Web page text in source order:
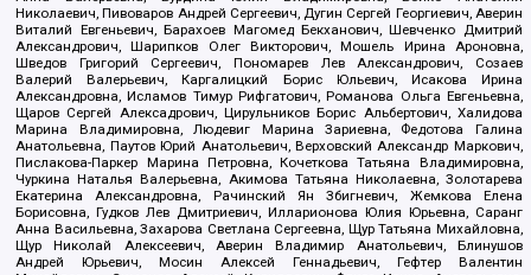
Николаевич, Пивоваров Андрей Сергеевич, Дугин Сергей Георгиевич, Аверин
Виталий Евгеньевич, Барахоев Магомед Бекханович, Шевченко Дмитрий
Александрович, Шарипков Олег Викторович, Мошель Ирина Ароновна,
Шведов Григорий Сергеевич, Пономарев Лев Александрович, Созаев
Валерий Валерьевич, Каргалицкий Борис Юльевич, Исакова Ирина
Александровна, Исламов Тимур Рифгатович, Романова Ольга Евгеньевна,
Щаров Сергей Алексадрович, Цирульников Борис Альбертович, Халидова
Марина Владимировна, Людевиг Марина Зариевна, Федотова Галина
Анатольевна, Паутов Юрий Анатольевич, Верховский Александр Маркович,
Пислакова-Паркер Марина Петровна, Кочеткова Татьяна Владимировна,
Чуркина Наталья Валерьевна, Акимова Татьяна Николаевна, Золотарева
Екатерина Александровна, Рачинский Ян Збигневич, Жемкова Елена
Борисовна, Гудков Лев Дмитриевич, Илларионова Юлия Юрьевна, Саранг
Анна Васильевна, Захарова Светлана Сергеевна, Щур Татьяна Михайловна,
Щур Николай Алексеевич, Аверин Владимир Анатольевич, Блинушов
Андрей Юрьевич, Мосин Алексей Геннадьевич, Гефтер Валентин